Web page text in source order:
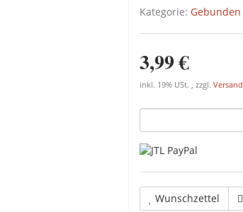
Kategorie: Gebunden
3,99 €
inkl. 19% USt. , zzgl. Versand
Wunschzettel